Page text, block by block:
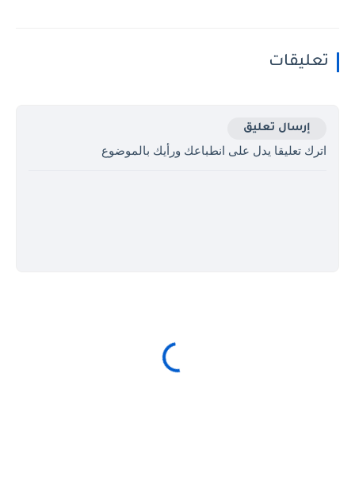
تعليقات
إرسال تعليق
اترك تعليقا يدل على انطباعك ورأيك بالموضوع